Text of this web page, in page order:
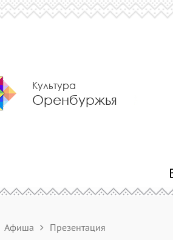
Культура
Оренбуржья
Афиша Презентация